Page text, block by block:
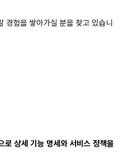
경험을 쌓아가실 분을 찾고 있습니
로 상세 기능 명세와 서비스 정책을